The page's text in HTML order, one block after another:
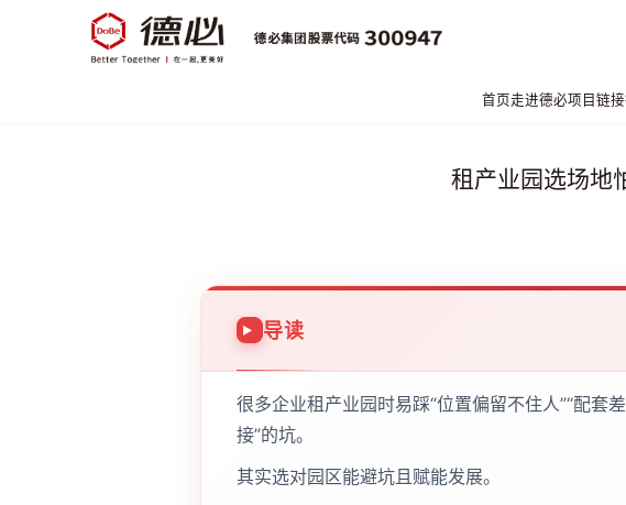
首页走进德必项目链接
租产业园选场地
导读
很多企业租产业园时易踩“位置偏留不住人”“配套
接”的坑。
其实选对园区能避坑且赋能发展。